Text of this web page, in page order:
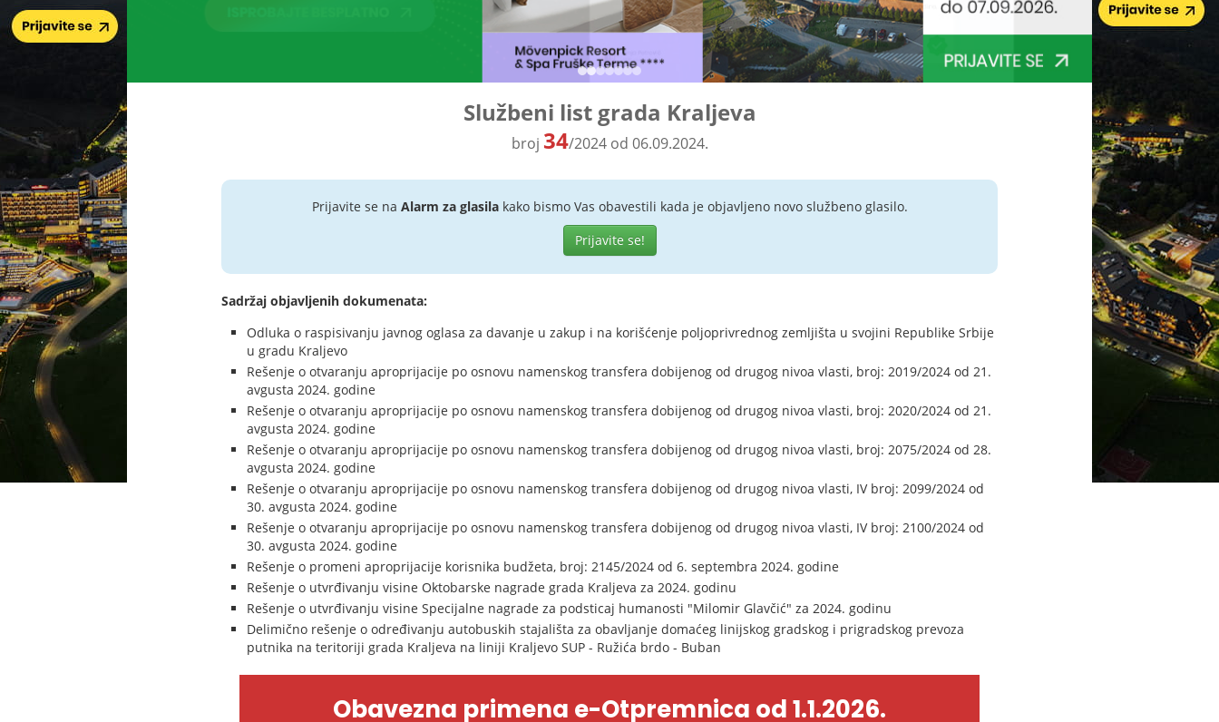
Službeni list grada Kraljeva
broj 34/2024 od 06.09.2024.
Prijavite se na Alarm za glasilakako bismo Vas obavestili kada je objavljeno novo službeno glasilo.
Prijavite se!
Sadržaj objavljenih dokumenata:
Odluka o raspisivanju javnog oglasa za davanje u zakup i na korišćenje poljoprivrednog zemljišta u svojini Republike Srbije
u gradu Kraljevo
Rešenje o otvaranju aproprijacije po osnovu namenskog transfera dobijenog od drugog nivoa vlasti, broj: 2019/2024 od 21.
avgusta 2024. godine
Rešenje o otvaranju aproprijacije po osnovu namenskog transfera dobijenog od drugog nivoa vlasti, broj: 2020/2024 od 21.
avgusta 2024. godine
Rešenje o otvaranju aproprijacije po osnovu namenskog transfera dobijenog od drugog nivoa vlasti, broj: 2075/2024 od 28.
avgusta 2024. godine
Rešenje o otvaranju aproprijacije po osnovu namenskog transfera dobijenog od drugog nivoa vlasti, IV broj: 2099/2024 od
30. avgusta 2024. godine
Rešenje o otvaranju aproprijacije po osnovu namenskog transfera dobijenog od drugog nivoa vlasti, IV broj: 2100/2024 od
30. avgusta 2024. godine
Rešenje o promeni aproprijacije korisnika budžeta, broj: 2145/2024 od 6. septembra 2024. godine
Rešenje o utvrđivanju visine Oktobarske nagrade grada Kraljeva za 2024. godinu
Rešenje o utvrđivanju visine Specijalne nagrade za podsticaj humanosti "Milomir Glavčić" za 2024. godinu
Delimično rešenje o određivanju autobuskih stajališta za obavljanje domaćeg linijskog gradskog i prigradskog prevoza
putnika na teritoriji grada Kraljeva na liniji Kraljevo SUP - Ružića brdo - Buban
Obavezna primena e-Otpremnica od 1.1.2026.